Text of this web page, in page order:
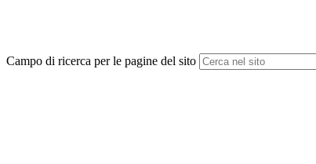
Campo di ricerca per le pagine del sito